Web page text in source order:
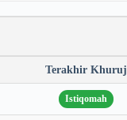
Terakhir Khuruj
Istiqomah